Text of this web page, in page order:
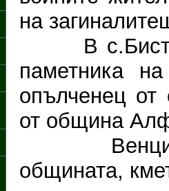
на
В с.Бистра
паметника
опълченец от
от община
Венците
общината,